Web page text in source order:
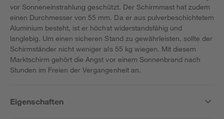
vor Sonneneinstrahlung geschützt. Der Schirmmast hat zudem
einen Durchmesser von 55 mm. Da er aus pulverbeschichtetem
Aluminium besteht, ist er höchst widerstandsfähig und
langlebig. Um einen sicheren Stand zu gewährleisten, sollte der
Schirmständer nicht weniger als 55 kg wiegen. Mit diesem
Marktschirm gehört die Angst vor einem Sonnenbrand nach
Stunden im Freien der Vergangenheit an.
Eigenschaften